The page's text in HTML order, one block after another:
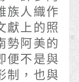
族人織作
獻上的照
勢阿美的
便不是與
制，也與